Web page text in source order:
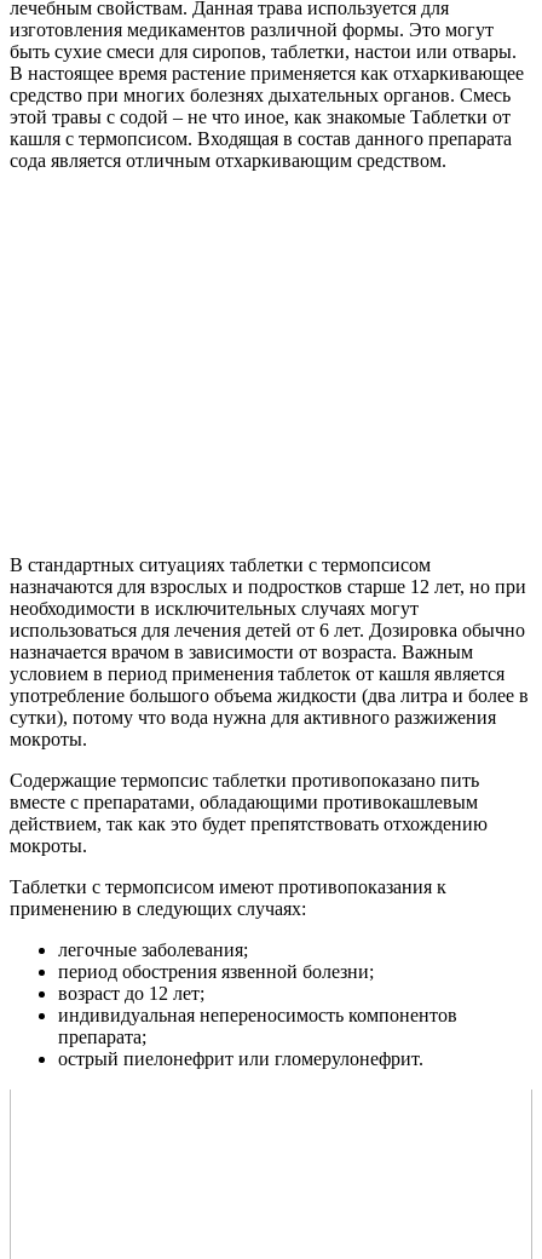
лечебным свойствам. Данная трава используется для
изготовления медикаментов различной формы. Это могут
быть сухие смеси для сиропов, таблетки, настои или отвары.
В настоящее время растение применяется как отхаркивающее
средство при многих болезнях дыхательных органов. Смесь
этой травы с содой – не что иное, как знакомые Таблетки от
кашля с термопсисом. Входящая в состав данного препарата
сода является отличным отхаркивающим средством.
В стандартных ситуациях таблетки с термопсисом
назначаются для взрослых и подростков старше 12 лет, но при
необходимости в исключительных случаях могут
использоваться для лечения детей от 6 лет. Дозировка обычно
назначается врачом в зависимости от возраста. Важным
условием в период применения таблеток от кашля является
употребление большого объема жидкости (два литра и более в
сутки), потому что вода нужна для активного разжижения
мокроты.
Содержащие термопсис таблетки противопоказано пить
вместе с препаратами, обладающими противокашлевым
действием, так как это будет препятствовать отхождению
мокроты.
Таблетки с термопсисом имеют противопоказания к
применению в следующих случаях:
легочные заболевания;
период обострения язвенной болезни;
возраст до 12 лет;
индивидуальная непереносимость компонентов
препарата;
острый пиелонефрит или гломерулонефрит.